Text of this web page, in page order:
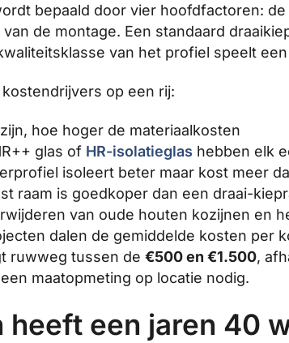
bepaald door vier hoofdfactoren:
de montage. Een standaard
van het profiel speelt
op een rij:
hoe hoger de materiaalkosten
glas of HR-isolatieglas hebben elk
isoleert beter maar kost meer
raam is goedkoper dan een draai-
van oude houten kozijnen en
dalen de gemiddelde kosten per
ruwweg tussen de €500 en €1.500,
maatopmeting op locatie nodig.
heeft een jaren 40